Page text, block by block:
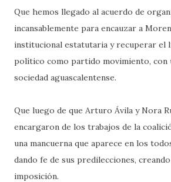
Que hemos llegado al acuerdo de
incansablemente para encauzar a
institucional estatutaria y recuperar el
político como partido movimiento, con
sociedad aguascalentense.
Que luego de que Arturo Ávila y Nora
encargaron de los trabajos de la
una mancuerna que aparece en los
dando fe de sus predilecciones,
imposición.